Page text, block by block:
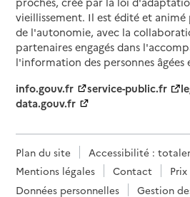
vieillissement. Il est édité et
de l'autonomie, avec la
partenaires engagés dans
l'information des personnes âgées
info.gouv.fr
service-public.fr
data.gouv.fr
Plan du site
Accessibilité :
Mentions légales
Contact
Données personnelles
Gestion